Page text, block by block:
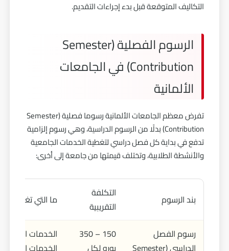
التكاليف المتوقعة قبل بدء إجراءات التقديم.
الرسوم الفصلية (Semester
Contribution) في الجامعات
الألمانية
تفرض معظم الجامعات الألمانية رسوما فصلية (Semester
Contribution) بدلًا من الرسوم الدراسية، وهي رسوم إلزامية
تدفع في بداية كل فصل دراسي لتغطية الخدمات الجامعية
والأنشطة الطلابية، وتختلف قيمتها من جامعة إلى أخرى:
بند الرسوم
التكلفة
التقريبية
ما التي تغطيه؟
رسوم الفصل
150 – 350
الخدمات